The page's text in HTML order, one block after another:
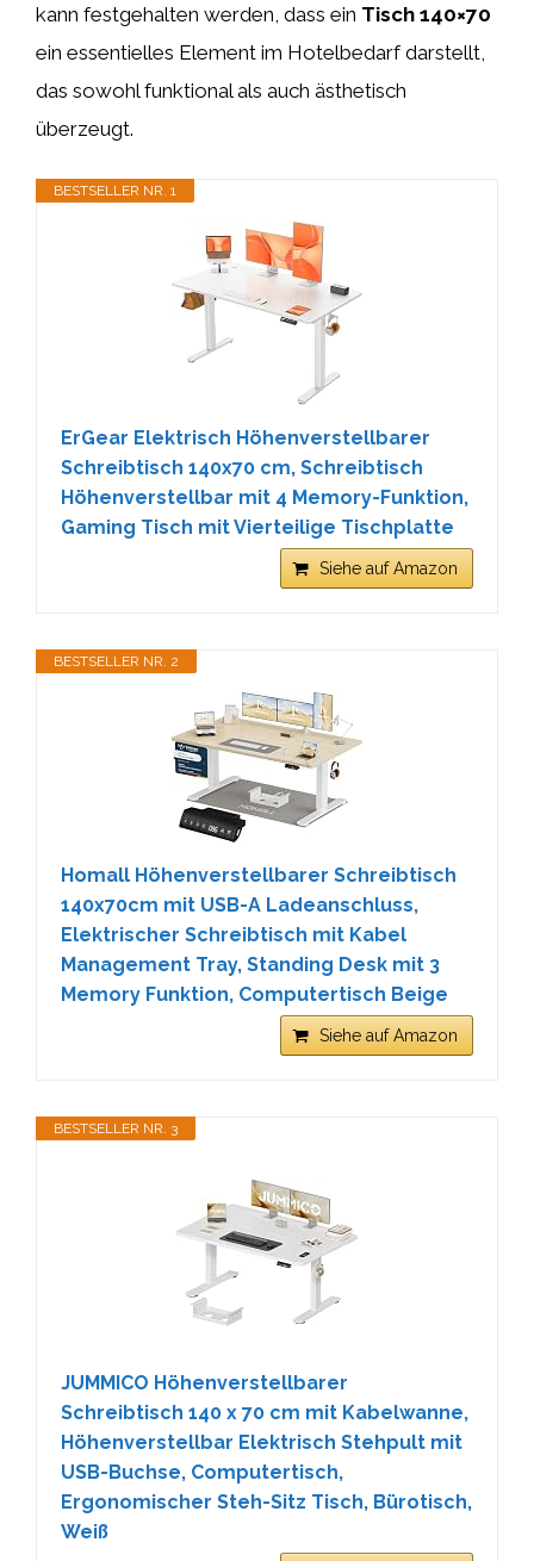
kann festgehalten werden, dass ein Tisch 140×70
ein essentielles Element im Hotelbedarf darstellt,
das sowohl funktional als auch ästhetisch
überzeugt.
BESTSELLER NR. 1
ErGear Elektrisch Höhenverstellbarer
Schreibtisch 140x70 cm, Schreibtisch
Höhenverstellbar mit 4 Memory-Funktion,
Gaming Tisch mit Vierteilige Tischplatte
Siehe auf Amazon
BESTSELLER NR. 2
Homall Höhenverstellbarer Schreibtisch
140x70cm mit USB-A Ladeanschluss,
Elektrischer Schreibtisch mit Kabel
Management Tray, Standing Desk mit 3
Memory Funktion, Computertisch Beige
Siehe auf Amazon
BESTSELLER NR. 3
JUMMICO Höhenverstellbarer
Schreibtisch 140 x 70 cm mit Kabelwanne,
Höhenverstellbar Elektrisch Stehpult mit
USB-Buchse, Computertisch,
Ergonomischer Steh-Sitz Tisch, Bürotisch,
Weiß